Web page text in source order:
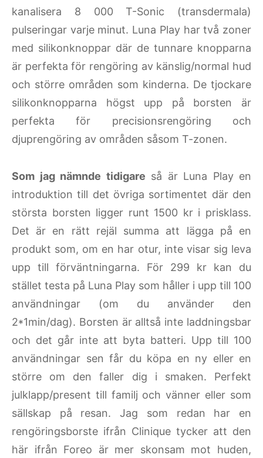
kanalisera 8 000 T-Sonic (transdermala)
pulseringar varje minut. Luna Play har två zoner
med silikonknoppar där de tunnare knopparna
är perfekta för rengöring av känslig/normal hud
och större områden som kinderna. De tjockare
silikonknopparna högst upp på borsten är
perfekta för precisionsrengöring och
djuprengöring av områden såsom T-zonen.
Som jag nämnde tidigare så är Luna Play en
introduktion till det övriga sortimentet där den
största borsten ligger runt 1500 kr i prisklass.
Det är en rätt rejäl summa att lägga på en
produkt som, om en har otur, inte visar sig leva
upp till förväntningarna. För 299 kr kan du
stället testa på Luna Play som håller i upp till 100
användningar (om du använder den
2*1min/dag). Borsten är alltså inte laddningsbar
och det går inte att byta batteri. Upp till 100
användningar sen får du köpa en ny eller en
större om den faller dig i smaken. Perfekt
julklapp/present till familj och vänner eller som
sällskap på resan. Jag som redan har en
rengöringsborste ifrån Clinique tycker att den
här ifrån Foreo är mer skonsam mot huden,